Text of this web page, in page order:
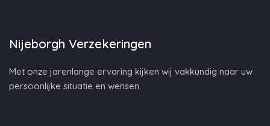
Nijeborgh Verzekeringen
Met onze jarenlange ervaring kijken wij vakkundig naar uw
persoonlijke situatie en wensen.